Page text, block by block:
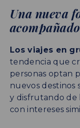
Una nueva
acompañado
Los viajes en
tendencia que
personas optan
nuevos destinos
y disfrutando de
con intereses